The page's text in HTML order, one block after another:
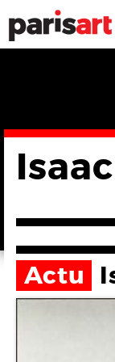
Actu